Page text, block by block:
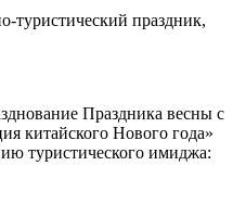
туристический праздник,
Праздника весны с
китайского Нового года»
туристического имиджа: